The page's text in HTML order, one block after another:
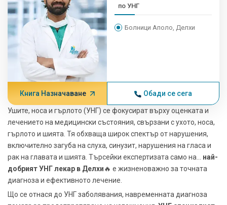
по УНГ
Болници Аполо, Делхи
Книга Назначаване Обади се сега
Ушите, носа и гърлото (УНГ) се фокусират върху оценката и
лечението на медицински състояния, свързани с ухото, носа,
гърлото и шията. Тя обхваща широк спектър от нарушения,
включително загуба на слуха, синузит, нарушения на гласа и
рак на главата и шията. Търсейки експертизата само на... най-
добрият УНГ лекар в Делхи🔥 е жизненоважно за точната
диагноза и ефективното лечение.
Що се отнася до УНГ заболявания, навременната диагноза